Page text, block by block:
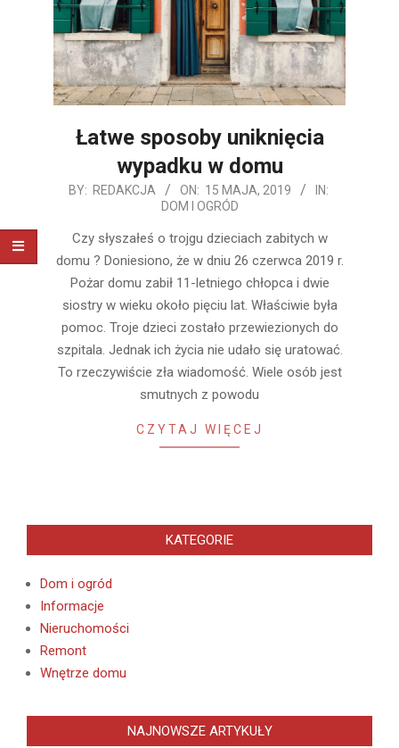
Łatwe sposoby uniknięcia
wypadku w domu
2019-
BY: REDAKCJA ON: 15 MAJA, 2019
IN:
DOM I OGRÓD
Czy słyszałeś o trojgu dzieciach zabitych w
domu ? Doniesiono, że w dniu 26 czerwca 2019 r.
Pożar domu zabił 11-letniego chłopca i dwie
siostry w wieku około pięciu lat. Właściwie była
pomoc. Troje dzieci zostało przewiezionych do
szpitala. Jednak ich życia nie udało się uratować.
To rzeczywiście zła wiadomość. Wiele osób jest
smutnych z powodu
CZYTAJ WIĘCEJ
KATEGORIE
Dom i ogród
Informacje
Nieruchomości
Remont
Wnętrze domu
NAJNOWSZE ARTYKUŁY